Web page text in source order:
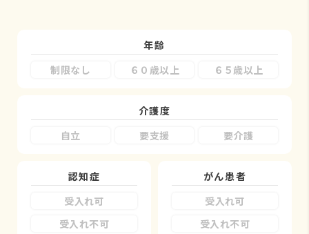
年齢
制限なし
６０歳以上 ６５歳以上
介護度
自立
要支援 要介護
認知症
受入れ可
受入れ不可
がん患者
受入れ可
受入れ不可